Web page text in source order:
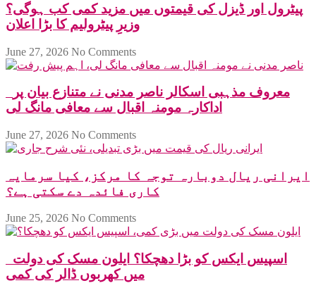
پیٹرول اور ڈیزل کی قیمتوں میں مزید کمی کب ہوگی؟
وزیرِ پیٹرولیم کا بڑا اعلان
June 27, 2026 No Comments
اداکارہ مومنہ اقبال سے معافی مانگ لی
June 27, 2026 No Comments
ایرانی ریال دوبارہ توجہ کا مرکز، کیا سرمایہ
کاری فائدہ دے سکتی ہے؟
June 25, 2026 No Comments
میں کھربوں ڈالر کی کمی